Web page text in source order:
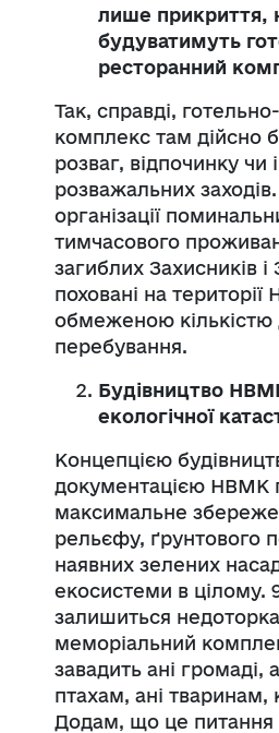
лише прикриття,
будуватимуть
ресторанний
Так, справді,
комплекс там дійсно
розваг, відпочинку чи
розважальних
організації
тимчасового
загиблих Захисників і
поховані на
обмеженою кількістю
перебування.
Будівництво
екологічної
Концепцією
документацією НВМК
максимальне
рельєфу, ґрунтового
наявних зелених
екосистеми в цілому.
залишиться
меморіальний
завадить ані громаді,
птахам, ані
Додам, що це питання